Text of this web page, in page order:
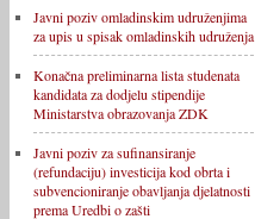
Javni poziv omladinskim udruženjima
za upis u spisak omladinskih udruženja
Konačna preliminarna lista studenata
kandidata za dodjelu stipendije
Ministarstva obrazovanja ZDK
Javni poziv za sufinansiranje
(refundaciju) investicija kod obrta i
subvencioniranje obavljanja djelatnosti
prema Uredbi o zašti